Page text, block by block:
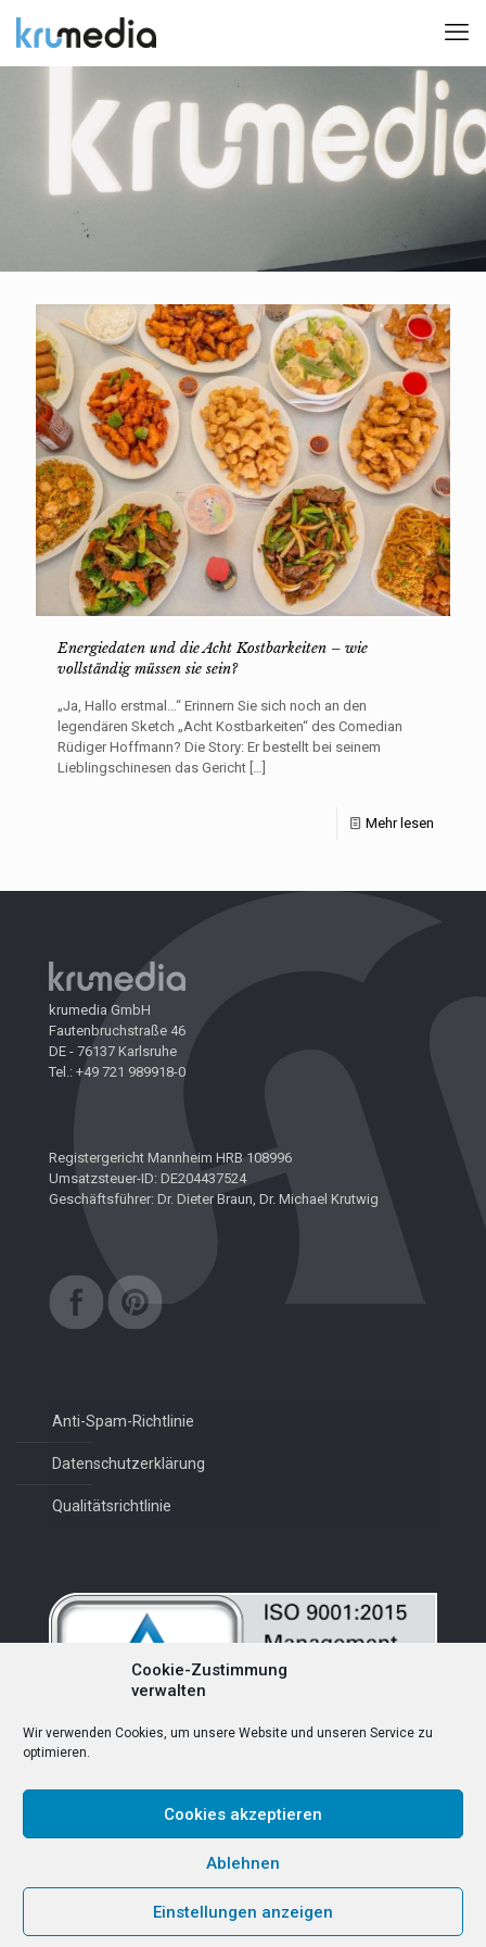
Cookie-Zustimmung
verwalten
Wir verwenden Cookies, um unsere Website und unseren Service zu
optimieren.
Cookies akzeptieren
Ablehnen
Einstellungen anzeigen
Energiedaten und die Acht Kostbarkeiten – wie
vollständig müssen sie sein?
„Ja, Hallo erstmal…“ Erinnern Sie sich noch an den
legendären Sketch „Acht Kostbarkeiten“ des Comedian
Rüdiger Hoffmann? Die Story: Er bestellt bei seinem
Lieblingschinesen das Gericht […]
Mehr lesen
krumedia GmbH
Fautenbruchstraße 46
DE - 76137 Karlsruhe
Tel.: +49 721 989918-0
Registergericht Mannheim HRB 108996
Umsatzsteuer-ID: DE204437524
Geschäftsführer: Dr. Dieter Braun, Dr. Michael Krutwig
Anti-Spam-Richtlinie
Datenschutzerklärung
Qualitätsrichtlinie
Deutsch